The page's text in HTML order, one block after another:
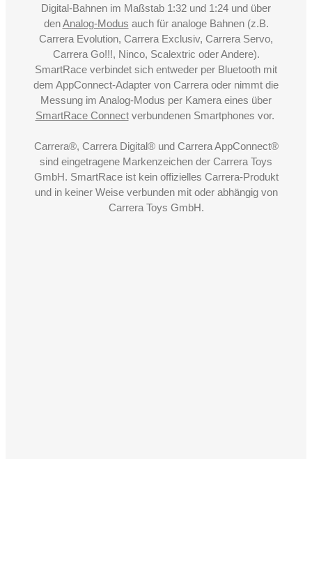
Digital-Bahnen im Maßstab 1:32 und 1:24 und über
denAnalog-Modus auch für analoge Bahnen (z.B.
Carrera Evolution, Carrera Exclusiv, Carrera Servo,
Carrera Go!!!, Ninco, Scalextric oder Andere).
SmartRace verbindet sich entweder per Bluetooth mit
dem AppConnect-Adapter von Carrera oder nimmt die
Messung im Analog-Modus per Kamera eines über
SmartRace Connectverbundenen Smartphones vor.
Carrera®, Carrera Digital® und Carrera AppConnect®
sind eingetragene Markenzeichen der Carrera Toys
GmbH. SmartRace ist kein offizielles Carrera-Produkt
und in keiner Weise verbunden mit oder abhängig von
Carrera Toys GmbH.